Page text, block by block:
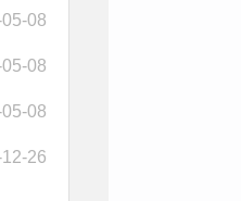
08
08
08
26